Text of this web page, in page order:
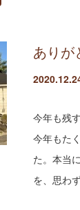
ありが
今年も残
今年もた
た。本当
を、思わ